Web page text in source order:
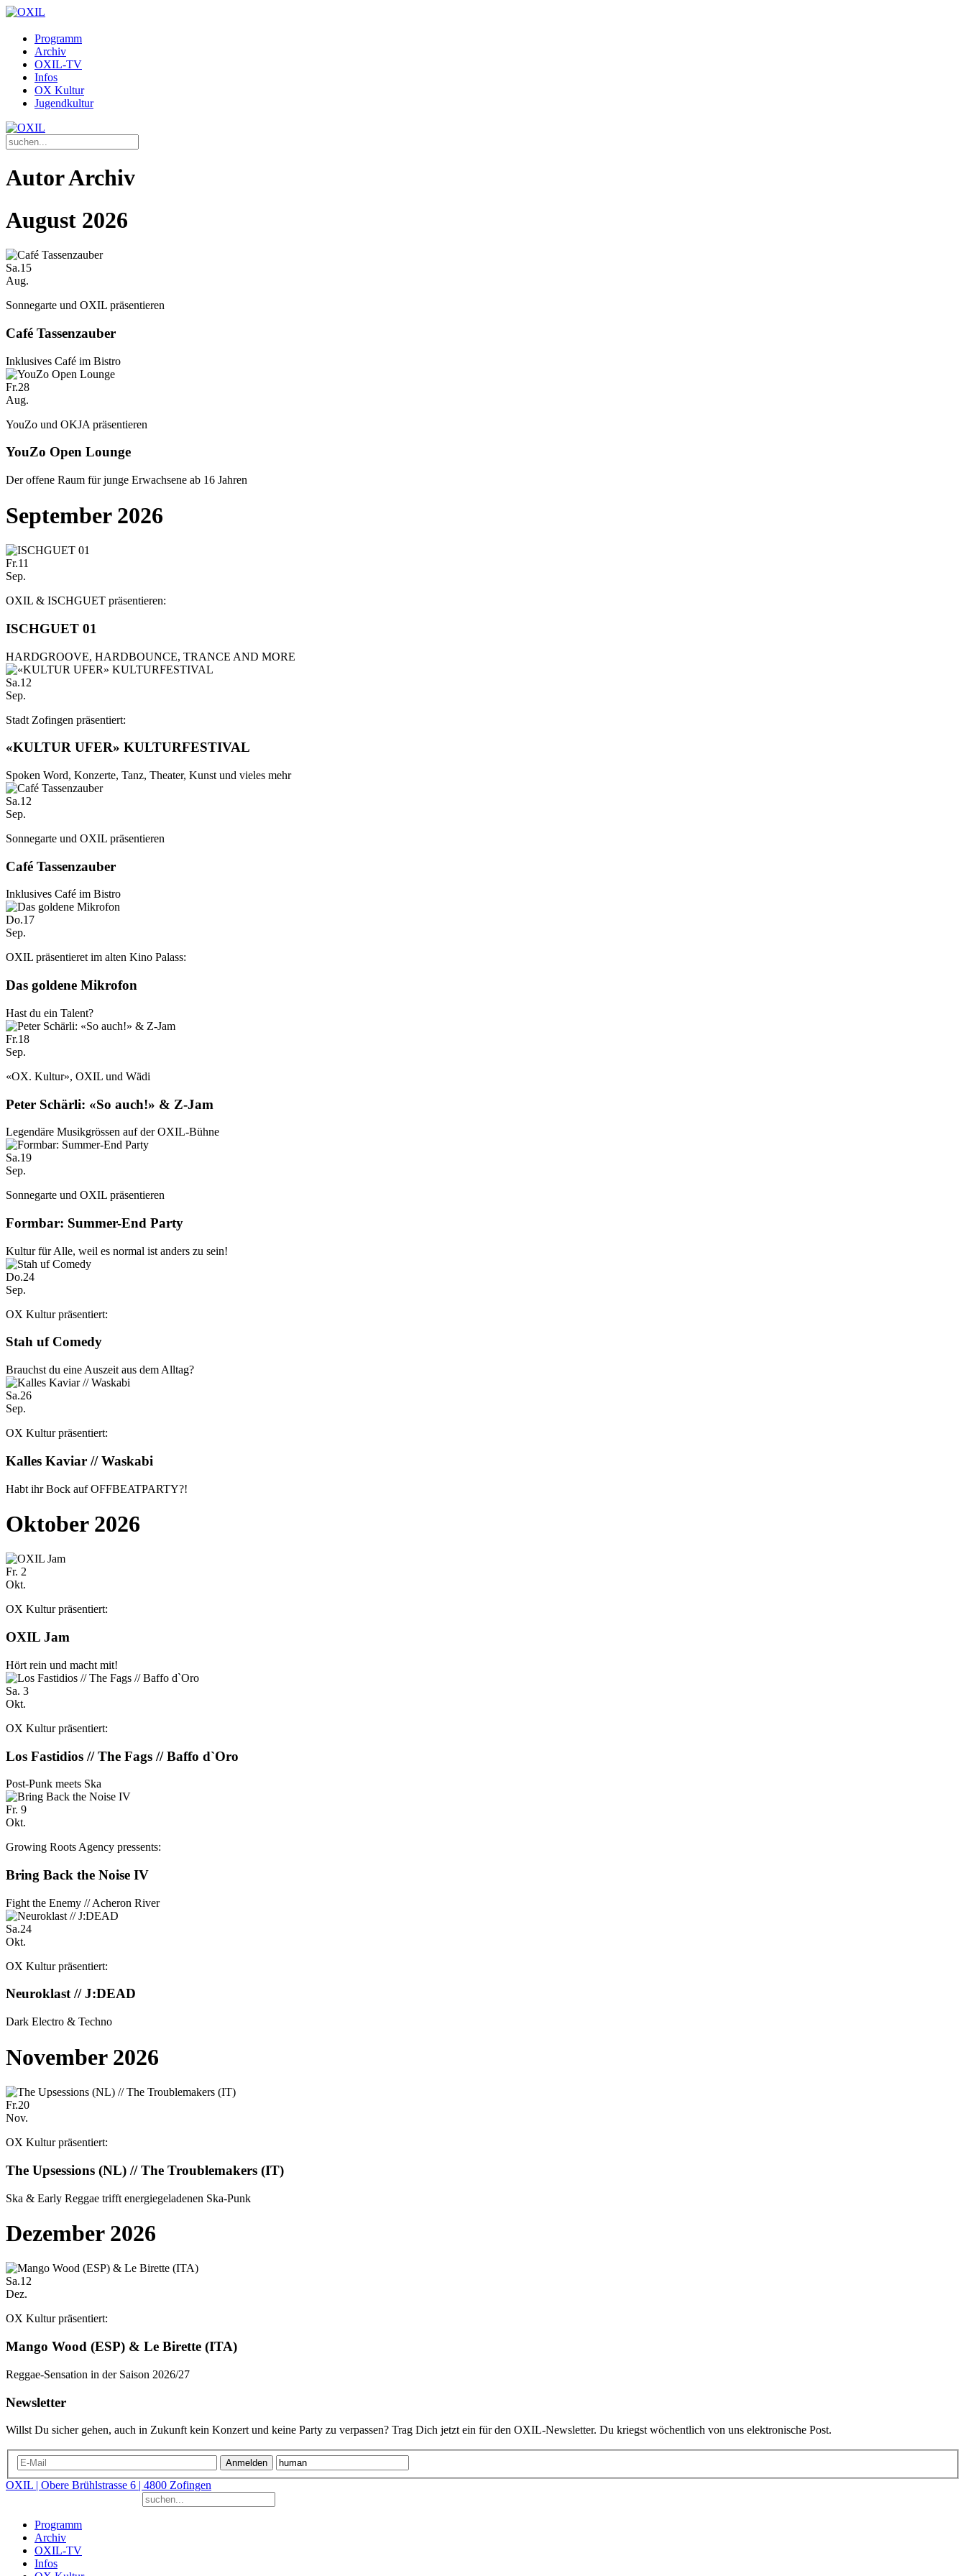
Programm
Archiv
OXIL-TV
Infos
OX Kultur
Jugendkultur
Autor Archiv
August 2026
Sa.15
Aug.
Sonnegarte und OXIL präsentieren
Café Tassenzauber
Inklusives Café im Bistro
Fr.28
Aug.
YouZo und OKJA präsentieren
YouZo Open Lounge
Der offene Raum für junge Erwachsene ab 16 Jahren
September 2026
Fr.11
Sep.
OXIL & ISCHGUET präsentieren:
ISCHGUET 01
HARDGROOVE, HARDBOUNCE, TRANCE AND MORE
Sa.12
Sep.
Stadt Zofingen präsentiert:
«KULTUR UFER» KULTURFESTIVAL
Spoken Word, Konzerte, Tanz, Theater, Kunst und vieles mehr
Sa.12
Sep.
Sonnegarte und OXIL präsentieren
Café Tassenzauber
Inklusives Café im Bistro
Do.17
Sep.
OXIL präsentieret im alten Kino Palass:
Das goldene Mikrofon
Hast du ein Talent?
Fr.18
Sep.
«OX. Kultur», OXIL und Wädi
Peter Schärli: «So auch!» & Z-Jam
Legendäre Musikgrössen auf der OXIL-Bühne
Sa.19
Sep.
Sonnegarte und OXIL präsentieren
Formbar: Summer-End Party
Kultur für Alle, weil es normal ist anders zu sein!
Do.24
Sep.
OX Kultur präsentiert:
Stah uf Comedy
Brauchst du eine Auszeit aus dem Alltag?
Sa.26
Sep.
OX Kultur präsentiert:
Kalles Kaviar // Waskabi
Habt ihr Bock auf OFFBEATPARTY?!
Oktober 2026
Fr. 2
Okt.
OX Kultur präsentiert:
OXIL Jam
Hört rein und macht mit!
Sa. 3
Okt.
OX Kultur präsentiert:
Los Fastidios // The Fags // Baffo d`Oro
Post-Punk meets Ska
Fr. 9
Okt.
Growing Roots Agency pressents:
Bring Back the Noise IV
Fight the Enemy // Acheron River
Sa.24
Okt.
OX Kultur präsentiert:
Neuroklast // J:DEAD
Dark Electro & Techno
November 2026
Fr.20
Nov.
OX Kultur präsentiert:
The Upsessions (NL) // The Troublemakers (IT)
Ska & Early Reggae trifft energiegeladenen Ska‑Punk
Dezember 2026
Sa.12
Dez.
OX Kultur präsentiert:
Mango Wood (ESP) & Le Birette (ITA)
Reggae-Sensation in der Saison 2026/27
Newsletter
Willst Du sicher gehen, auch in Zukunft kein Konzert und keine Party zu verpassen? Trag Dich jetzt ein für den OXIL-Newsletter. Du kriegst wöchentlich von uns elektronische Post.
Anmelden
OXIL | Obere Brühlstrasse 6 | 4800 Zofingen
Programm
Archiv
OXIL-TV
Infos